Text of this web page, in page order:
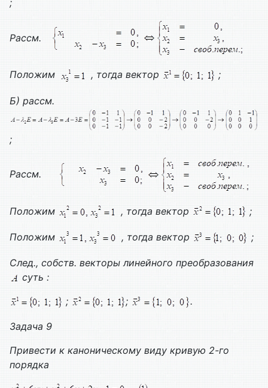
;
Рассм.
Положим , тогда вектор ;
Б) рассм.
;
Рассм.
Положим , тогда вектор ;
Положим , тогда вектор ;
След., собств. векторы линейного преобразования
суть :
;
; .
Задача 9
Привести к каноническому виду кривую 2-го
порядка